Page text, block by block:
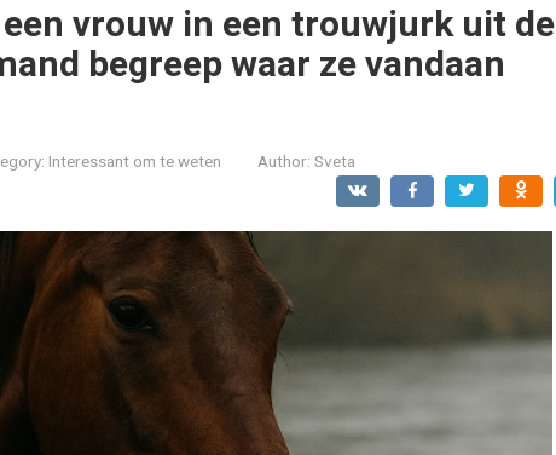
vrouw in een trouwjurk uit de
begreep waar ze vandaan
Interessant om te weten Author: Sveta